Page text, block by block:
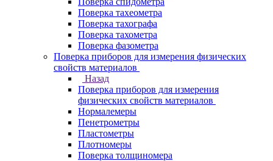
Поверка тахеометра
Поверка тахографа
Поверка тахометра
Поверка фазометра
Поверка приборов для измерения физических
свойств материалов
Назад
Поверка приборов для измерения
физических свойств материалов
Нормалемеры
Пенетрометры
Пластометры
Плотномеры
Поверка толщиномера